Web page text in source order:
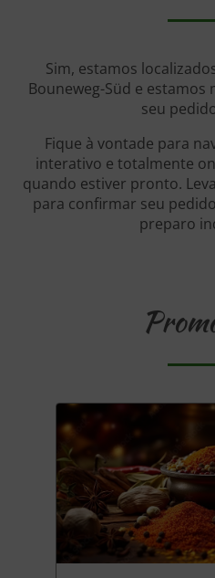
Sim, estamos
Bouneweg-Süd e
seu
Fique à vontade para
interativo e totalmente
quando estiver pronto.
para confirmar seu
preparo